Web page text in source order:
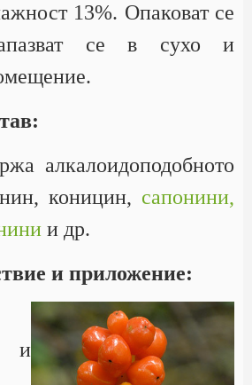
13%. Опаковат се
се в сухо и
алкалоидоподобното
коницин, сапонини,
и др.
и приложение:
и